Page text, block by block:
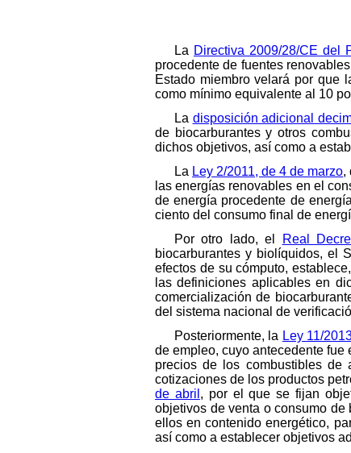
La Directiva 2009/28/CE del
procedente de fuentes
Estado miembro velará por que
como mínimo equivalente al 10
La disposición adicional
de biocarburantes y otros
dichos objetivos, así como a
La Ley 2/2011, de 4 de marzo,
las energías renovables en el
de energía procedente de
ciento del consumo final de
Por otro lado, el
Real
biocarburantes y biolíquidos, el
efectos de su cómputo,
las definiciones aplicables en
comercialización de
del sistema nacional de
Posteriormente, la Ley 11/
de empleo, cuyo antecedente fue
precios de los combustibles de
cotizaciones de los productos
de abril , por el que se fijan
objetivos de venta o consumo
ellos en contenido energético,
así como a establecer objetivos